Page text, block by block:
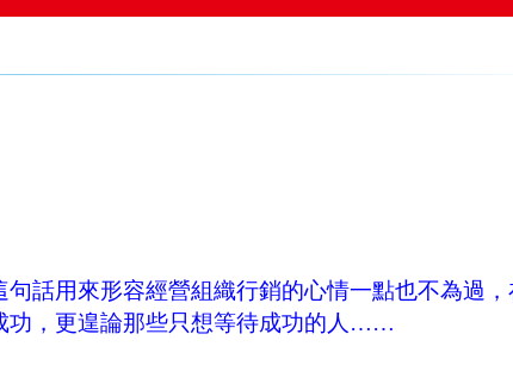
話用來形容經營組織行銷的心情一點也不為過，
功，更遑論那些只想等待成功的人……